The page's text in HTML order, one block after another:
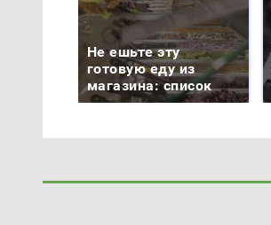
Не ешьте эту
готовую еду из
магазина: список